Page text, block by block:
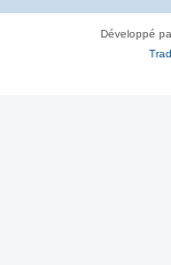
Développé